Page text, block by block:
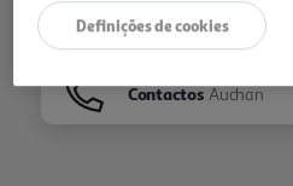
Folhetos
Contactos Auchan
Definições de cookies